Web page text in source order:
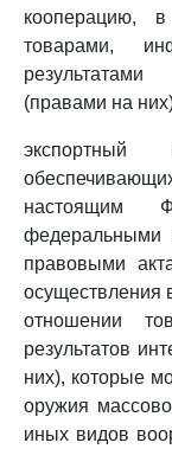
кооперацию,
товарами,
(правами на
настоящим
правовыми
осуществления
отношении
результатов
них), которые
оружия
иных видов